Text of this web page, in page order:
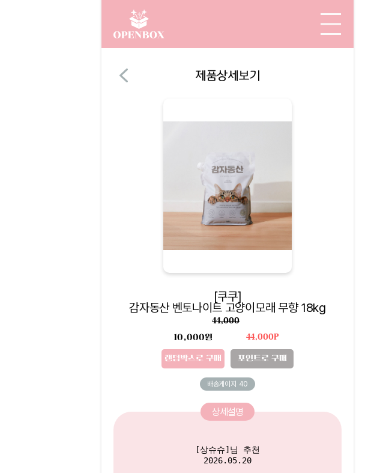
제품상세보기
[쿠쿠]
감자동산 벤토나이트 고양이모래 무향 18kg
44,000
10,000원
랜덤박스로 구매
44,000P
포인트로 구매
배송게이지 40
상세설명
[상슈슈]님 추천
2026.05.20